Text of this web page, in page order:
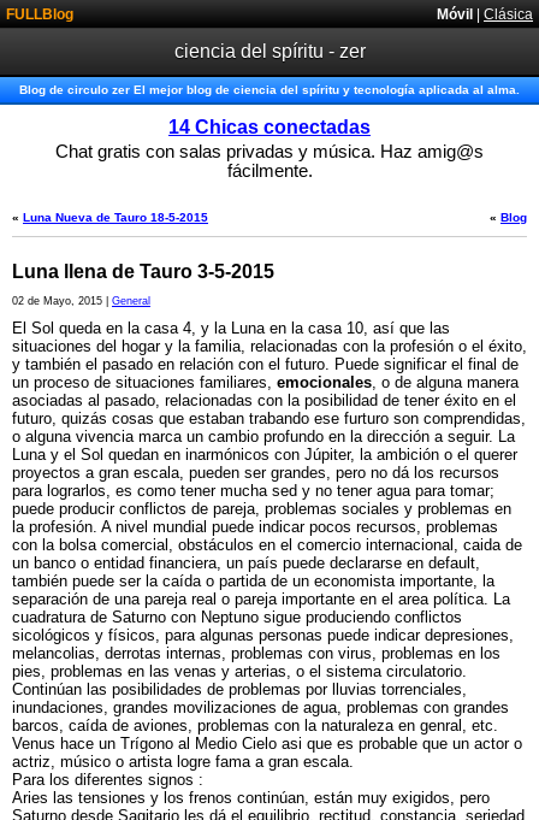
Móvil | Clásica
FULLBlog
ciencia del spíritu - zer
Blog de circulo zer El mejor blog de ciencia del spíritu y tecnología aplicada al alma.
14 Chicas conectadas
Chat gratis con salas privadas y música. Haz amig@s
fácilmente.
« Blog
« Luna Nueva de Tauro 18-5-2015
Luna llena de Tauro 3-5-2015
02 de Mayo, 2015 | General
El Sol queda en la casa 4, y la Luna en la casa 10, así que las
situaciones del hogar y la familia, relacionadas con la profesión o el éxito,
y también el pasado en relación con el futuro. Puede significar el final de
un proceso de situaciones familiares, emocionales, o de alguna manera
asociadas al pasado, relacionadas con la posibilidad de tener éxito en el
futuro, quizás cosas que estaban trabando ese furturo son comprendidas,
o alguna vivencia marca un cambio profundo en la dirección a seguir. La
Luna y el Sol quedan en inarmónicos con Júpiter, la ambición o el querer
proyectos a gran escala, pueden ser grandes, pero no dá los recursos
para lograrlos, es como tener mucha sed y no tener agua para tomar;
puede producir conflictos de pareja, problemas sociales y problemas en
la profesión. A nivel mundial puede indicar pocos recursos, problemas
con la bolsa comercial, obstáculos en el comercio internacional, caida de
un banco o entidad financiera, un país puede declararse en default,
también puede ser la caída o partida de un economista importante, la
separación de una pareja real o pareja importante en el area política. La
cuadratura de Saturno con Neptuno sigue produciendo conflictos
sicológicos y físicos, para algunas personas puede indicar depresiones,
melancolias, derrotas internas, problemas con virus, problemas en los
pies, problemas en las venas y arterias, o el sistema circulatorio.
Continúan las posibilidades de problemas por lluvias torrenciales,
inundaciones, grandes movilizaciones de agua, problemas con grandes
barcos, caída de aviones, problemas con la naturaleza en genral, etc.
Venus hace un Trígono al Medio Cielo asi que es probable que un actor o
actriz, músico o artista logre fama a gran escala.
Para los diferentes signos :
Aries las tensiones y los frenos continúan, están muy exigidos, pero
Saturno desde Sagitario les dá el equilibrio, rectitud, constancia, seriedad